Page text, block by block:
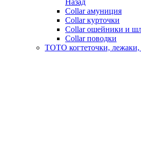
Collar амуниция
Collar курточки
Collar ошейники и
Collar поводки
ТОТО когтеточки, лежаки,